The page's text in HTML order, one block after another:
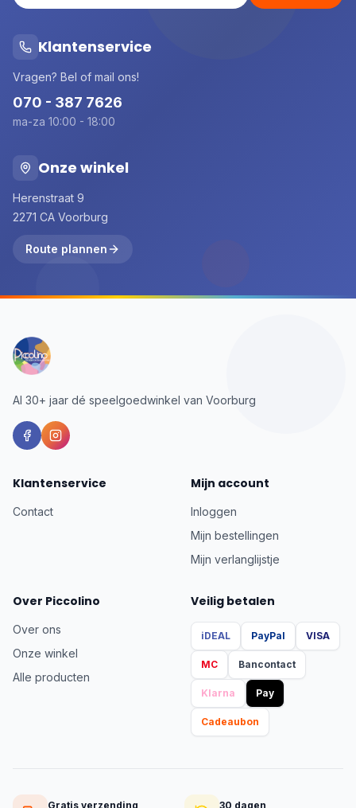
Klantenservice
Vragen? Bel of mail ons!
070 - 387 7626
ma-za 10:00 - 18:00
Onze winkel
Herenstraat 9
2271 CA Voorburg
Route plannen
Al 30+ jaar dé speelgoedwinkel van Voorburg
Klantenservice
Contact
Mijn account
Inloggen
Mijn bestellingen
Mijn verlanglijstje
Over Piccolino
Over ons
Onze winkel
Alle producten
Veilig betalen
iDEAL PayPal VISA
MC Bancontact
Klarna Pay
Cadeaubon
Gratis verzending 30 dagen